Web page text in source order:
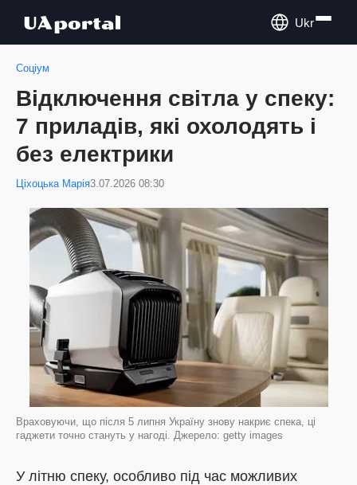
Ukr
Соціум
Відключення світла у спеку:
7 приладів, які охолодять і
без електрики
Ціхоцька Марія3.07.2026 08:30
Враховуючи, що після 5 липня Україну знову накриє спека, ці
гаджети точно стануть у нагоді. Джерело: getty images
У літню спеку, особливо під час можливих